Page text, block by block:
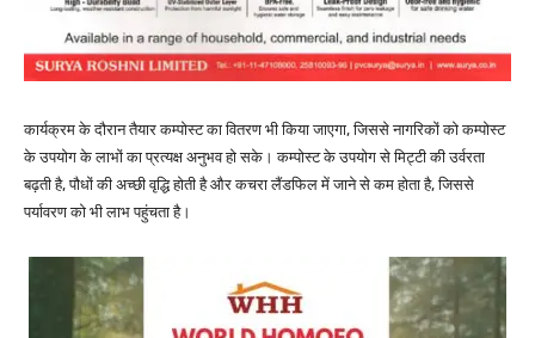
कार्यक्रम के दौरान तैयार कम्पोस्ट का वितरण भी किया जाएगा, जिससे नागरिकों को कम्पोस्ट
के उपयोग के लाभों का प्रत्यक्ष अनुभव हो सके। कम्पोस्ट के उपयोग से मिट्टी की उर्वरता
बढ़ती है, पौधों की अच्छी वृद्धि होती है और कचरा लैंडफिल में जाने से कम होता है, जिससे
पर्यावरण को भी लाभ पहुंचता है।